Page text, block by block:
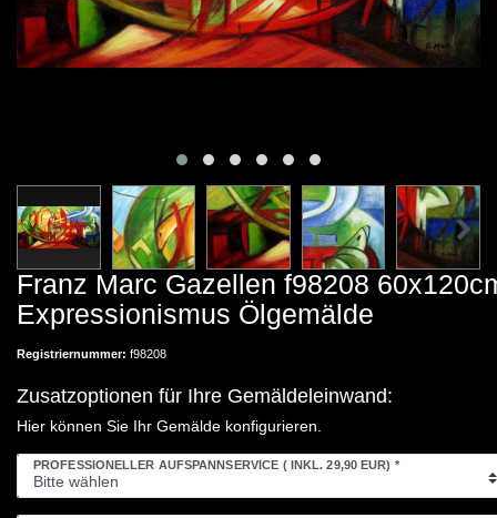
Franz Marc Gazellen f98208
Expressionismus Ölgemälde
Registriernummer: f98208
Zusatzoptionen für Ihre Gemäldeleinwand:
Hier können Sie Ihr Gemälde konfigurieren.
PROFESSIONELLER AUFSPANNSERVICE ( INKL. 29,90 EUR) *